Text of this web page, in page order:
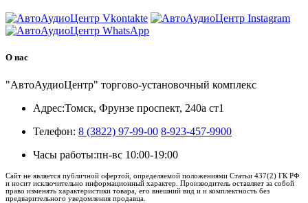
О нас
"АвтоАудиоЦентр" торгово-установочный комплекс
Адрес:Томск, Фрунзе проспект, 240а ст1
Телефон: 8 (3822) 97-99-00 8-923-457-9900
Часы работы:пн-вс 10:00-19:00
Сайт не является публичной офертой, определяемой положениями Статьи 437(2) ГК РФ
и носит исключительно информационный характер. Производитель оставляет за собой
право изменять характеристики товара, его внешний вид и и комплектность без
предварительного уведомления продавца.